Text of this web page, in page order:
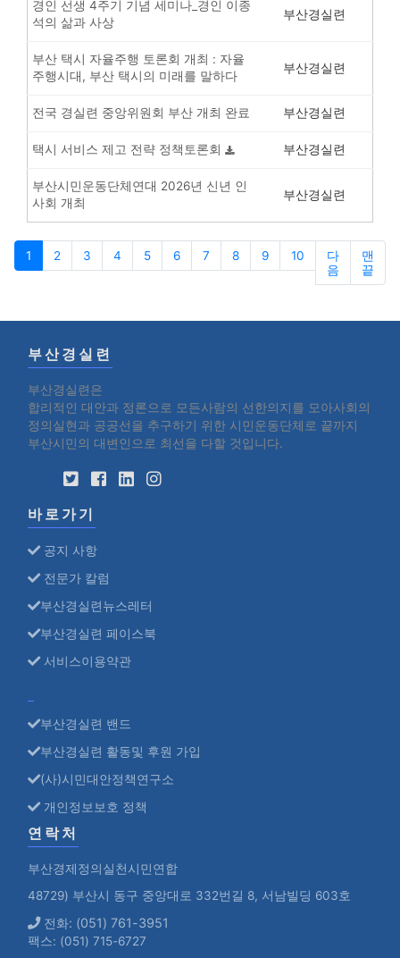
경인 선생 4주기 기념 세미나_경인 이종
석의 삶과 사상
부산경실련
부산 택시 자율주행 토론회 개최 : 자율
주행시대, 부산 택시의 미래를 말하다
부산경실련
전국 경실련 중앙위원회 부산 개최 완료 부산경실련
택시 서비스 제고 전략 정책토론회 부산경실련
부산시민운동단체연대 2026년 신년 인
사회 개최
부산경실련
1 2 3 4 5 6 7 8 9 10
다
음
맨
끝
부산경실련
부산경실련은
합리적인 대안과 정론으로 모든사람의 선한의지를 모아사회의
정의실현과 공공선을 추구하기 위한 시민운동단체로 끝까지
부산시민의 대변인으로 최선을 다할 것입니다.
바로가기
공지 사항
전문가 칼럼
부산경실련뉴스레터
부산경실련 페이스북
서비스이용약관
부산경실련 밴드
부산경실련 활동및 후원 가입
(사)시민대안정책연구소
개인정보보호 정책
연락처
부산경제정의실천시민연합
48729) 부산시 동구 중앙대로 332번길 8, 서남빌딩 603호
전화: (051) 761-3951
팩스: (051) 715-6727